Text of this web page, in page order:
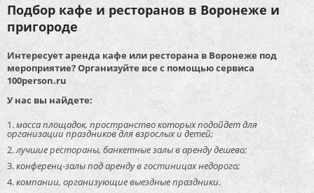
Подбор кафе и ресторанов в Воронеже и
пригороде
Интересует аренда кафе или ресторана в Воронеже под
мероприятие? Организуйте все с помощью сервиса
100person.ru
У нас вы найдете:
масса площадок, пространство которых подойдет для
организации праздников для взрослых и детей;
лучшие рестораны, банкетные залы в аренду дешево;
конференц-залы под аренду в гостиницах недорого;
компании, организующие выездные праздники.